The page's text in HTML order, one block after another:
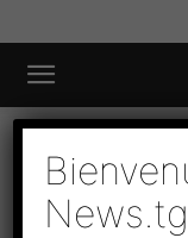
Accueil Economie
Economie Politique
News.tg